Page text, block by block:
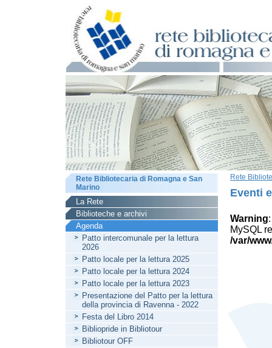
Rete
Eventi
Warning
MySQL
/var/
Rete Bibliotecaria di Romagna e San
Marino
La Rete
Biblioteche e archivi
Agenda
Patto intercomunale per la lettura
2026
Patto locale per la lettura 2025
Patto locale per la lettura 2024
Patto locale per la lettura 2023
Presentazione del Patto per la lettura
della provincia di Ravenna - 2022
Festa del Libro 2014
Bibliopride in Bibliotour
Bibliotour OFF